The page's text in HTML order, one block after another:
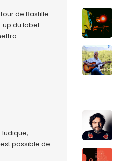
de Bastille :
up du label.
possible de